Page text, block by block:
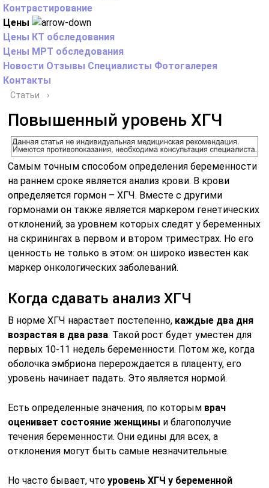
Контрастирование
Цены
Цены КТ обследования
Цены МРТ обследования
Новости Отзывы Специалисты Фотогалерея
Контакты
Статьи ›
Повышенный уровень ХГЧ
Самым точным способом определения беременности
на раннем сроке является анализ крови. В крови
определяется гормон – ХГЧ. Вместе с другими
гормонами он также является маркером генетических
отклонений, за уровнем которых следят у беременных
на скринингах в первом и втором триместрах. Но его
ценность не только в этом: он широко известен как
маркер онкологических заболеваний.
Когда сдавать анализ ХГЧ
В норме ХГЧ нарастает постепенно, каждые два дня
возрастая в два раза. Такой рост будет уместен для
первых 10-11 недель беременности. Потом же, когда
оболочка эмбриона перерождается в плаценту, его
уровень начинает падать. Это является нормой.
Есть определенные значения, по которым врач
оценивает состояние женщины и благополучие
течения беременности. Они едины для всех, а
отклонения могут быть самые незначительные.
Но часто бывает, чтоуровень ХГЧ у беременной